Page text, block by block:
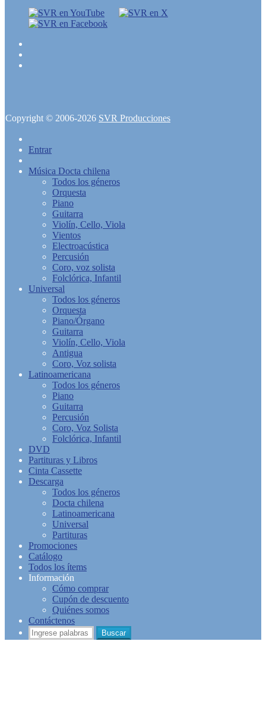
Copyright © 2006-2026 SVR Producciones
Entrar
Música Docta chilena
Todos los géneros
Orquesta
Piano
Guitarra
Violín, Cello, Viola
Vientos
Electroacústica
Percusión
Coro, voz solista
Folclórica, Infantil
Universal
Todos los géneros
Orquesta
Piano/Órgano
Guitarra
Violín, Cello, Viola
Antigua
Coro, Voz solista
Latinoamericana
Todos los géneros
Piano
Guitarra
Percusión
Coro, Voz Solista
Folclórica, Infantil
DVD
Partituras y Libros
Cinta Cassette
Descarga
Todos los géneros
Docta chilena
Latinoamericana
Universal
Partituras
Promociones
Catálogo
Todos los ítems
Información
Cómo comprar
Cupón de descuento
Quiénes somos
Contáctenos